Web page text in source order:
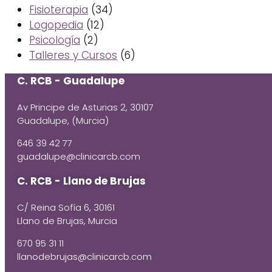
Fisioterapia (34)
Logopedia (12)
Psicología (2)
Talleres y Cursos (6)
C. RCB - Guadalupe
Av Principe de Asturias 2, 30107
Guadalupe, (Murcia)
646 39 42 77
guadalupe@clinicarcb.com
C. RCB - Llano de Brujas
C/ Reina Sofía 6, 30161
Llano de Brujas, Murcia
670 95 31 11
llanodebrujas@clinicarcb.com